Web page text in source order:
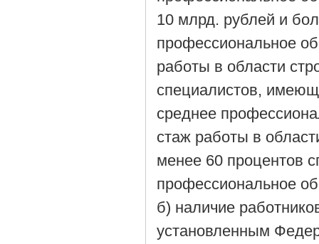
10 млрд. рублей и
профессиональное
работы в области
специалистов,
среднее
стаж работы в
менее 60 процентов
профессиональное
б) наличие
установленным